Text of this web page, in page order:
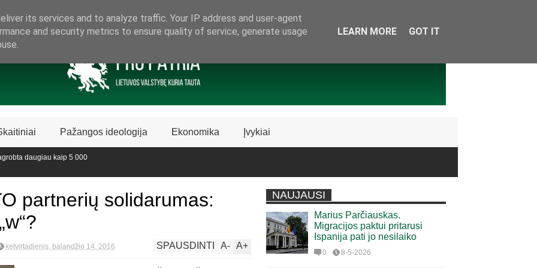
Pažangos ideologija Ekonomika Įvykiai
kaip 5 000
partnerių solidarumas:
ketvirtadienis, balandžio 14, 2016 A+
A-
SPAUSDINTI
NAUJAUSI
Marius Parčiauskas.
Migracijos paktui pritarusi
Ispanija pati jo nesilaiko
0 8-5-2026
its services and to analyze traffic. Your IP address and user-agent
and security metrics to ensure quality of service, generate usage
LEARN MORE GOT IT